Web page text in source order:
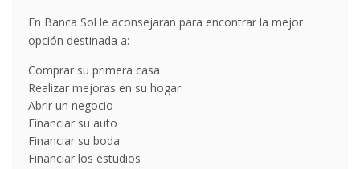
En Banca Sol le aconsejaran para encontrar la mejor
opción destinada a:
Comprar su primera casa
Realizar mejoras en su hogar
Abrir un negocio
Financiar su auto
Financiar su boda
Financiar los estudios